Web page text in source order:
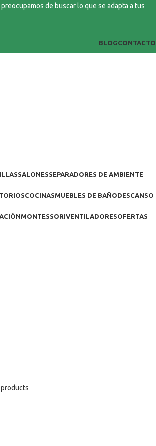
de buscar lo que se adapta a tus
BLOGCONTACTO
SALONESSEPARADORES DE AMBIENTE
COCINASMUEBLES DE BAÑODESCANSO
MONTESSORIVENTILADORESOFERTAS